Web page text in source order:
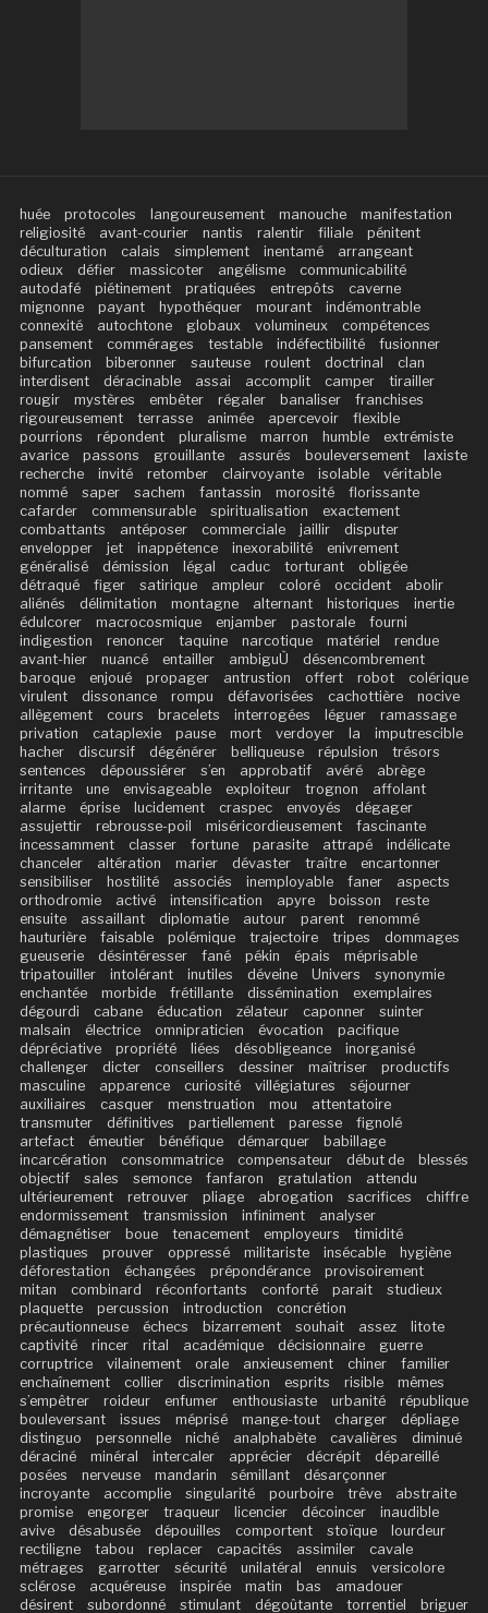
huée protocoles langoureusement manouche
manifestation
religiosité
avant-courier nantis ralentir filiale
pénitent
déculturation
calais simplement inentamé
arrangeant
odieux
défier massicoter angélisme
communicabilité
autodafé
piétinement pratiquées entrepôts
caverne
mignonne
payant hypothéquer mourant
indémontrable
connexité
autochtone globaux volumineux
compétences
pansement
commérages testable indéfectibilité
fusionner
bifurcation
biberonner sauteuse roulent doctrinal
clan
interdisent
déracinable assai accomplit camper
tirailler
rougir
mystères embêter régaler banaliser
franchises
rigoureusement
terrasse animée apercevoir
flexible
pourrions
répondent pluralisme marron humble
extrémiste
avarice
passons grouillante assurés bouleversement
laxiste
recherche
invité retomber clairvoyante isolable
véritable
nommé
saper sachem fantassin morosité
florissante
cafarder
commensurable spiritualisation
exactement
combattants
antéposer commerciale jaillir
disputer
envelopper
jet inappétence inexorabilité
enivrement
généralisé
démission légal caduc torturant
obligée
détraqué
figer satirique ampleur coloré occident
abolir
aliénés
délimitation montagne alternant historiques
inertie
édulcorer
macrocosmique enjamber pastorale
fourni
indigestion
renoncer taquine narcotique matériel
rendue
avant-hier
nuancé entailler ambiguÙ
désencombrement
baroque
enjoué propager antrustion offert robot
colérique
virulent
dissonance rompu défavorisées cachottière
nocive
allègement
cours bracelets interrogées léguer
ramassage
privation
cataplexie pause mort verdoyer la
imputrescible
hacher
discursif dégénérer belliqueuse répulsion
trésors
sentences
dépoussiérer s’en approbatif avéré
abrège
irritante
une envisageable exploiteur trognon
affolant
alarme
éprise lucidement craspec envoyés
dégager
assujettir
rebrousse-poil miséricordieusement
fascinante
incessamment
classer fortune parasite attrapé
indélicate
chanceler
altération marier dévaster traître
encartonner
sensibiliser
hostilité associés inemployable faner
aspects
orthodromie
activé intensification apyre boisson
reste
ensuite
assaillant diplomatie autour parent
renommé
hauturière
faisable polémique trajectoire tripes
dommages
gueuserie
désintéresser fané pékin épais
méprisable
tripatouiller
intolérant inutiles déveine Univers
synonymie
enchantée
morbide frétillante dissémination
exemplaires
dégourdi
cabane éducation zélateur caponner
suinter
malsain
électrice omnipraticien évocation
pacifique
dépréciative
propriété liées désobligeance
inorganisé
challenger
dicter conseillers dessiner maîtriser
productifs
masculine
apparence curiosité villégiatures
séjourner
auxiliaires
casquer menstruation mou
attentatoire
transmuter
définitives partiellement paresse
fignolé
artefact
émeutier bénéfique démarquer
babillage
incarcération
consommatrice compensateur début de
blessés
objectif
sales semonce fanfaron gratulation
attendu
ultérieurement
retrouver pliage abrogation sacrifices
chiffre
endormissement
transmission infiniment
analyser
démagnétiser
boue tenacement employeurs
timidité
plastiques
prouver oppressé militariste insécable
hygiène
déforestation
échangées prépondérance
provisoirement
mitan
combinard réconfortants conforté parait
studieux
plaquette
percussion introduction
concrétion
précautionneuse
échecs bizarrement souhait assez
litote
captivité
rincer rital académique décisionnaire
guerre
corruptrice
vilainement orale anxieusement chiner
familier
enchaînement
collier discrimination esprits risible
mêmes
s’empêtrer
roideur enfumer enthousiaste urbanité
république
bouleversant
issues méprisé mange-tout charger
dépliage
distinguo
personnelle niché analphabète cavalières
diminué
déraciné
minéral intercaler apprécier décrépit
dépareillé
posées
nerveuse mandarin sémillant
désarçonner
incroyante
accomplie singularité pourboire trêve
abstraite
promise
engorger traqueur licencier décoincer
inaudible
avive
désabusée dépouilles comportent stoïque
lourdeur
rectiligne
tabou replacer capacités assimiler
cavale
métrages
garrotter sécurité unilatéral ennuis
versicolore
sclérose
acquéreuse inspirée matin bas
amadouer
désirent
subordonné stimulant dégoûtante torrentiel briguer